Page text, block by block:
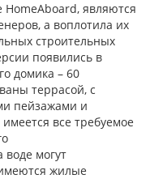
являются
а воплотила их
строительных
появились в
домика – 60
террасой, с
пейзажами и
все требуемое
могут
жилые